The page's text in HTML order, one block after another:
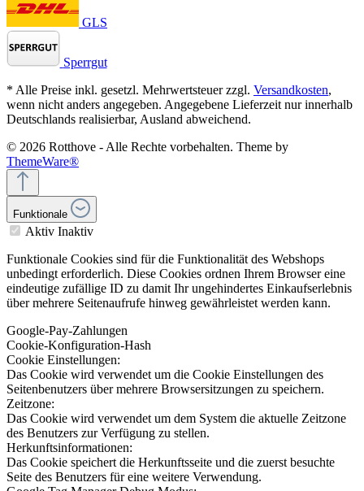
GLS
Sperrgut
* Alle Preise inkl. gesetzl. Mehrwertsteuer zzgl. Versandkosten,
wenn nicht anders angegeben. Angegebene Lieferzeit nur innerhalb
Deutschlands realisierbar, Ausland abweichend.
© 2026 Rotthove - Alle Rechte vorbehalten. Theme by
ThemeWare®
Funktionale
Aktiv Inaktiv
Funktionale Cookies sind für die Funktionalität des Webshops
unbedingt erforderlich. Diese Cookies ordnen Ihrem Browser eine
eindeutige zufällige ID zu damit Ihr ungehindertes Einkaufserlebnis
über mehrere Seitenaufrufe hinweg gewährleistet werden kann.
Google-Pay-Zahlungen
Cookie-Konfiguration-Hash
Cookie Einstellungen:
Das Cookie wird verwendet um die Cookie Einstellungen des
Seitenbenutzers über mehrere Browsersitzungen zu speichern.
Zeitzone:
Das Cookie wird verwendet um dem System die aktuelle Zeitzone
des Benutzers zur Verfügung zu stellen.
Herkunftsinformationen:
Das Cookie speichert die Herkunftsseite und die zuerst besuchte
Seite des Benutzers für eine weitere Verwendung.